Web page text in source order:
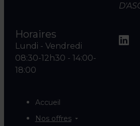
Horaires
Lundi - Vendredi
08:30-12h30 - 14:00-
18:00
Accueil
Nos offres